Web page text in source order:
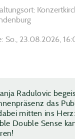
Radulovic
das
mitten ins
Double Sense
So., 23.08.2026,